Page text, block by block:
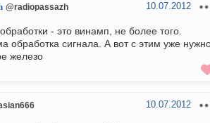
@radiopassazh 10.07.2012
- это винамп, не более того.
обработка сигнала. А вот с этим уже
железо
10.07.2012